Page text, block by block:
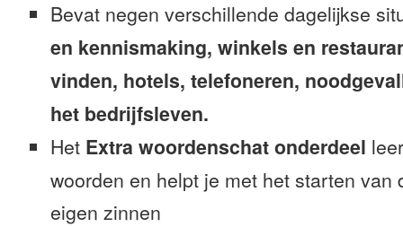
Bevat negen verschillende dagelijkse
en kennismaking, winkels en
vinden, hotels, telefoneren,
het bedrijfsleven.
Het Extra woordenschat onderdeel
woorden en helpt je met het starten van
eigen zinnen